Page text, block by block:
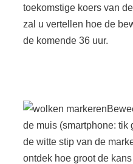
toekomstige koers van
zal u vertellen hoe de
de komende 36 uur.
de muis (smartphone: tik
de witte stip van de
ontdek hoe groot de